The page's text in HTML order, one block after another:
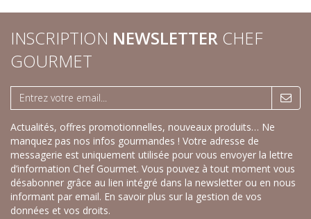
INSCRIPTION NEWSLETTER CHEF
GOURMET
Actualités, offres promotionnelles, nouveaux produits… Ne
manquez pas nos infos gourmandes ! Votre adresse de
messagerie est uniquement utilisée pour vous envoyer la lettre
d’information Chef Gourmet. Vous pouvez à tout moment vous
désabonner grâce au lien intégré dans la newsletter ou en nous
informant par email. En savoir plus sur la gestion de vos
données et vos droits.